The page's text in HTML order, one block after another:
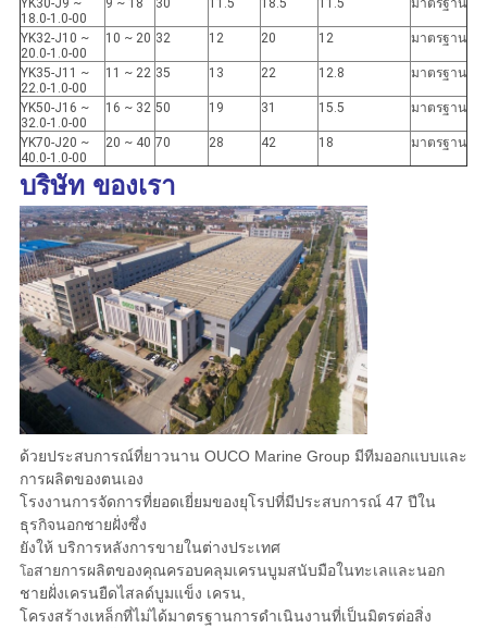
YK30-J9 ~
18.0-1.0-00
9 ~ 18 30 11.5 18.5 11.5 มาตรฐาน
YK32-J10 ~
20.0-1.0-00
10 ~ 20 32 12 20 12 มาตรฐาน
YK35-J11 ~
22.0-1.0-00
11 ~ 22 35 13 22 12.8 มาตรฐาน
YK50-J16 ~
32.0-1.0-00
16 ~ 32 50 19 31 15.5 มาตรฐาน
YK70-J20 ~
40.0-1.0-00
20 ~ 40 70 28 42 18 มาตรฐาน
บริษัท ของเรา
ด้วยประสบการณ์ที่ยาวนาน OUCO Marine Group มีทีมออกแบบและ
การผลิตของตนเอง
โรงงานการจัดการที่ยอดเยี่ยมของยุโรปที่มีประสบการณ์ 47 ปีใน
ธุรกิจนอกชายฝั่งซึ่ง
ยังให้ บริการหลังการขายในต่างประเทศ
โอสายการผลิตของคุณครอบคลุมเครนบูมสนับมือในทะเลและนอก
ชายฝั่งเครนยืดไสลด์บูมแข็ง เครน,
โครงสร้างเหล็กที่ไม่ได้มาตรฐานการดำเนินงานที่เป็นมิตรต่อสิ่ง